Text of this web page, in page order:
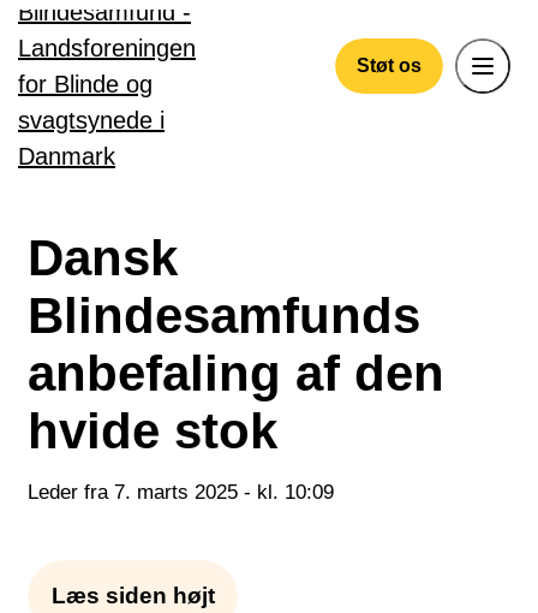
Gå til hovedindhold
Støt os
Dansk
Blindesamfunds
anbefaling af den
hvide stok
Leder fra 7. marts 2025 - kl. 10:09
Læs siden højt